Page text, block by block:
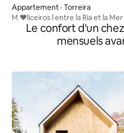
Appartement · Torreira
M ❤liceiros l entre la Ria et la Mer
Le confort d'un
mensuels